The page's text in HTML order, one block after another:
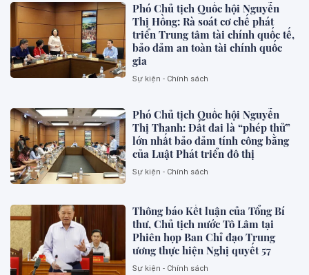
Phó Chủ tịch Quốc hội Nguyễn
Thị Hồng: Rà soát cơ chế phát
triển Trung tâm tài chính quốc tế,
bảo đảm an toàn tài chính quốc
gia
Sự kiện - Chính sách
Phó Chủ tịch Quốc hội Nguyễn
Thị Thanh: Đất đai là “phép thử”
lớn nhất bảo đảm tính công bằng
của Luật Phát triển đô thị
Sự kiện - Chính sách
Thông báo Kết luận của Tổng Bí
thư, Chủ tịch nước Tô Lâm tại
Phiên họp Ban Chỉ đạo Trung
ương thực hiện Nghị quyết 57
Sự kiện - Chính sách